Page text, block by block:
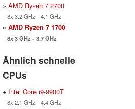
» AMD Ryzen 7 2700
8x 3.2 GHz - 4.1 GHz
» AMD Ryzen 7 1700
8x 3 GHz - 3.7 GHz
Ähnlich schnelle
CPUs
+ Intel Core i9-9900T
8x 2.1 GHz - 4.4 GHz